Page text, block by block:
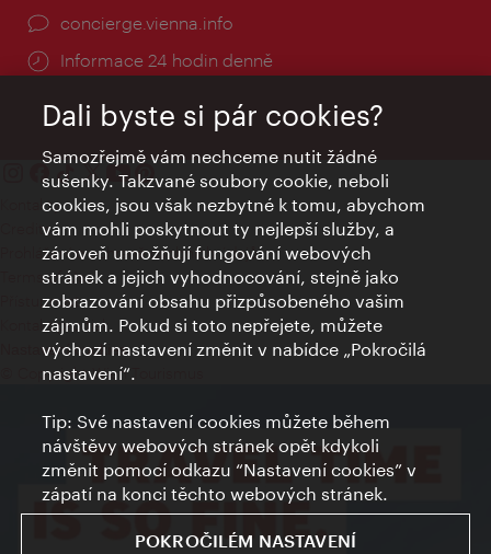
concierge.vienna.info
Informace 24 hodin denně
Kontakty
Credits
Prohlášení o ochraně osobních údajů
Terms of Use
Přístupnost
Kontakt pro tisk
Nastavení cookies
© Copyright Wien Tourismus
Dali byste si pár cookies?
Samozřejmě vám nechceme nutit žádné
sušenky. Takzvané soubory cookie, neboli
cookies, jsou však nezbytné k tomu, abychom
vám mohli poskytnout ty nejlepší služby, a
zároveň umožňují fungování webových
stránek a jejich vyhodnocování, stejně jako
zobrazování obsahu přizpůsobeného vašim
zájmům. Pokud si toto nepřejete, můžete
výchozí nastavení změnit v nabídce „Pokročilá
nastavení“.
Tip: Své nastavení cookies můžete během
návštěvy webových stránek opět kdykoli
změnit pomocí odkazu “Nastavení cookies” v
zápatí na konci těchto webových stránek.
POKROČILÉM NASTAVENÍ